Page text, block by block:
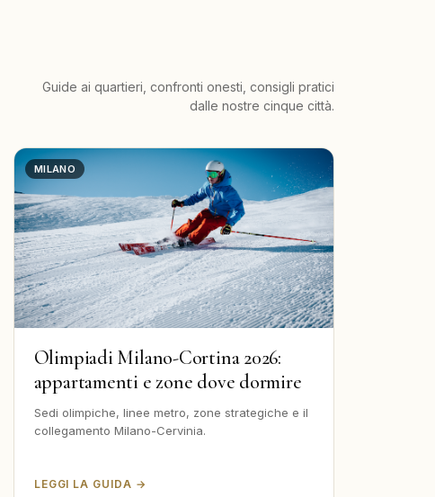
Guide ai quartieri, confronti onesti, consigli pratici
dalle nostre cinque città.
MILANO
Olimpiadi Milano-Cortina 2026:
appartamenti e zone dove dormire
Sedi olimpiche, linee metro, zone strategiche e il
collegamento Milano-Cervinia.
LEGGI LA GUIDA →